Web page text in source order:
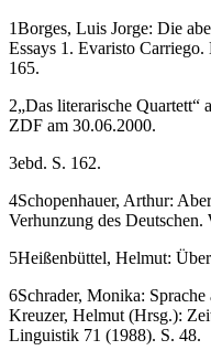
1Borges, Luis Jorge: Die
Essays 1. Evaristo
165.
2„Das literarische Quartett“
ZDF am 30.06.2000.
3ebd. S. 162.
4Schopenhauer, Arthur:
Verhunzung des
5Heißenbüttel, Helmut:
6Schrader, Monika:
Kreuzer, Helmut (Hrsg.):
Linguistik 71 (1988). S. 48.